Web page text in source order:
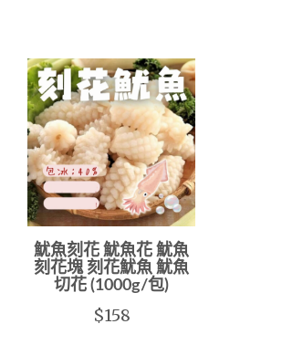
魷魚刻花 魷魚花 魷魚
刻花塊 刻花魷魚 魷魚
切花 (1000g/包)
$158